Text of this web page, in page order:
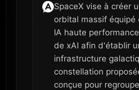
SpaceX vise à créer
orbital massif équipé
IA haute
de xAI afin d'établir
infrastructure
constellation
conçue pour